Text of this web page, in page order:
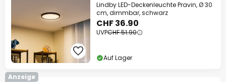
Lindby LED-Deckenleuchte Pravin, Ø 30
cm, dimmbar, schwarz
CHF 36.90
UVPCHF 51.90
Auf Lager
Anzeige